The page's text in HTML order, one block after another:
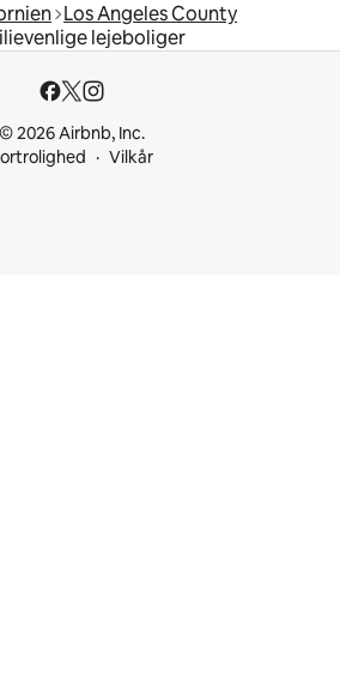
Los Angeles County
lejeboliger
© 2026 Airbnb, Inc.
Vilkår